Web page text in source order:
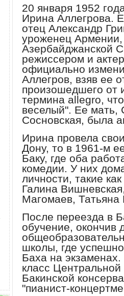
20 января 1952
Ирина Аллегрова.
отец Александр
уроженец
Азербайджанской
режиссером и
официально
Аллегров, взяв ее
произошедшего от
термина allegro,
веселый". Ее
Сосновская, была
Ирина провела
Дону, то в 1961-м
Баку, где оба
комедии. У них
личности, такие
Галина
Магомаев,
После переезда в
обучение, окончив
школы, где
Баха на
класс
Бакинской
"пианист-